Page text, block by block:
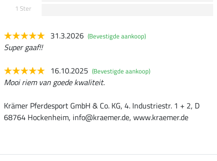
1 Ster
31.3.2026 (Bevestigde aankoop)
Super gaaf!!
16.10.2025 (Bevestigde aankoop)
Mooi riem van goede kwaliteit.
Krämer Pferdesport GmbH & Co. KG, 4. Industriestr. 1 + 2, D
68764 Hockenheim, info@kraemer.de, www.kraemer.de